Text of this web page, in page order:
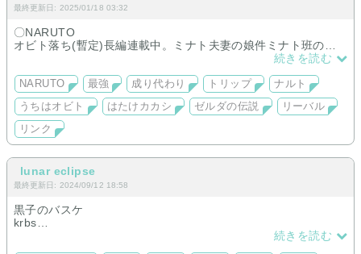
最終更新日: 2025/01/18 03:32
〇NARUTO
オビト落ち(暫定)長編連載中。ミナト夫妻の娘件ミナト班の一
員として頑張ってくお話です。ご都合ストーリーなのでご注意
〇ゼルダの伝説
短編のみ。リーバルを筆頭に管理人の好きなキャラで色々と。
続きを読む
NARUTO 最強 成り代わり トリップ
ナルト
うちはオビト
はたけカカシ ゼルダの伝説
リーバル
リンク
lunar eclipse
最終更新日: 2024/09/12 18:58
黒子のバスケ
krbs
続きを読む